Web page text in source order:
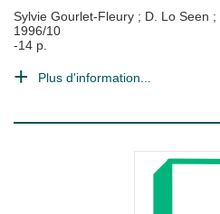
Sylvie Gourlet-Fleury ; D. Lo Seen ;
1996/10
-14 p.
Plus d'information...